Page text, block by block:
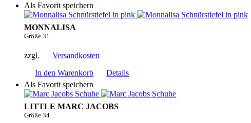
Als Favorit speichern
MONNALISA
Größe 31
zzgl.
Versandkosten
In den Warenkorb
Details
Als Favorit speichern
LITTLE MARC JACOBS
Größe 34